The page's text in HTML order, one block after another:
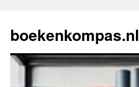
de
inhoud
boekenkompas.nl